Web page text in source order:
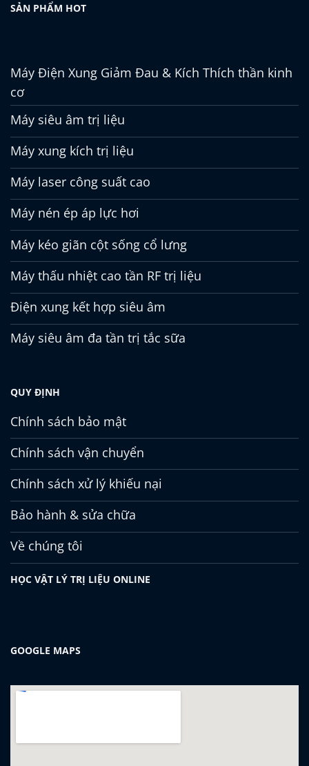
SẢN PHẨM HOT
Máy Điện Xung Giảm Đau & Kích Thích thần kinh
cơ
Máy siêu âm trị liệu
Máy xung kích trị liệu
Máy laser công suất cao
Máy nén ép áp lực hơi
Máy kéo giãn cột sống cổ lưng
Máy thấu nhiệt cao tần RF trị liệu
Điện xung kết hợp siêu âm
Máy siêu âm đa tần trị tắc sữa
QUY ĐỊNH
Chính sách bảo mật
Chính sách vận chuyển
Chính sách xử lý khiếu nại
Bảo hành & sửa chữa
Về chúng tôi
HỌC VẬT LÝ TRỊ LIỆU ONLINE
GOOGLE MAPS